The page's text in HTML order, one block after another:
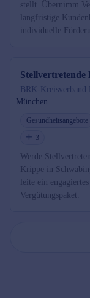
stellt. Übernimm
langfristige
individuelle
BRK-Kreisverband
München
Gesundheitsangebote
3
Werde
Krippe in
leite ein
Vergütungspaket.